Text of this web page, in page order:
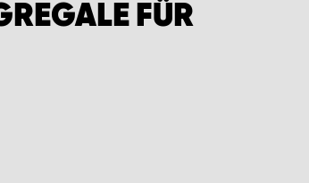
FÜR